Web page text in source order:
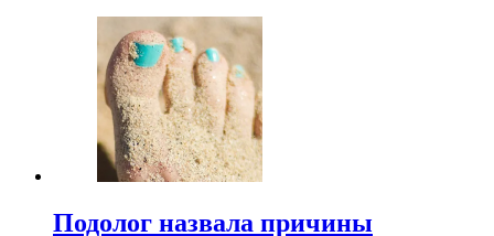
Подолог назвала причины